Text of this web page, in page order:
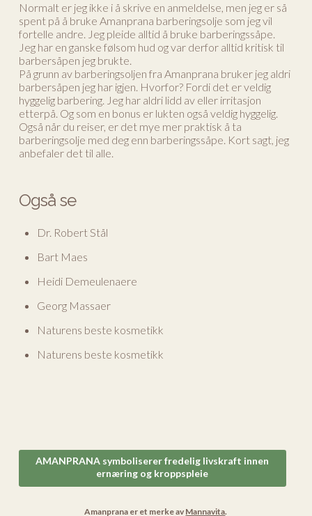
Normalt er jeg ikke i å skrive en anmeldelse, men jeg er så
spent på å bruke Amanprana barberingsolje som jeg vil
fortelle andre. Jeg pleide alltid å bruke barberingssåpe.
Jeg har en ganske følsom hud og var derfor alltid kritisk til
barbersåpen jeg brukte.
På grunn av barberingsoljen fra Amanprana bruker jeg aldri
barbersåpen jeg har igjen. Hvorfor? Fordi det er veldig
hyggelig barbering. Jeg har aldri lidd av eller irritasjon
etterpå. Og som en bonus er lukten også veldig hyggelig.
Også når du reiser, er det mye mer praktisk å ta
barberingsolje med deg enn barberingssåpe. Kort sagt, jeg
anbefaler det til alle.
Også se
Dr. Robert Stål
Bart Maes
Heidi Demeulenaere
Georg Massaer
Naturens beste kosmetikk
Naturens beste kosmetikk
AMANPRANA symboliserer fredelig livskraft innen
ernæring og kroppspleie
Amanprana er et merke av Mannavita.